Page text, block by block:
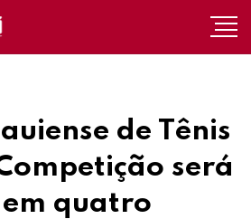
de Tênis
será
quatro